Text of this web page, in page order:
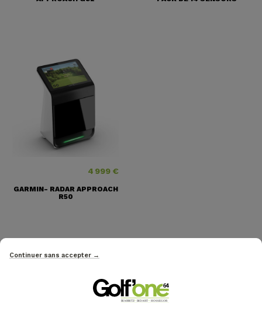
Prix
4 999 €
GARMIN- RADAR APPROACH
R50
Continuer sans accepter →